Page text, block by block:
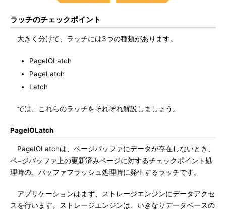
ラッチのチェックポイント
大きく分けて、ラッチには3つの種類があります。
PageIOLatch
PageLatch
Latch
では、これらのラッチをそれぞれ解説しましょう。
PageIOLatch
PageIOLatchは、ページバッファにデータが存在しないとき、
ペ−ジバッファ上の更新済みページに対するチェックポイント処
理時の、バッファフラッシュ処理時に発生するラッチです。
アプリケーションはまず、ストレージエンジンにデータアクセ
スを行います。ストレージエンジンは、いきなりデータベースの